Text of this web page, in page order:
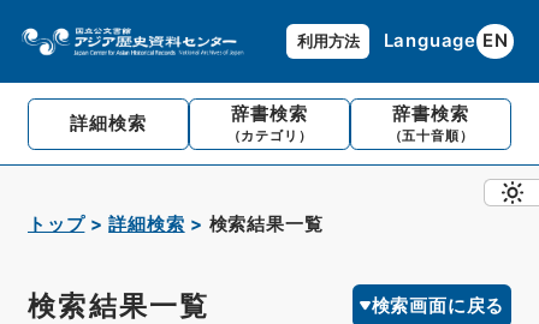
利用方法 Language EN
詳細検索 辞書検索
（カテゴリ）
辞書検索
（五十音順）
トップ 詳細検索 検索結果一覧
検索結果一覧 検索画面に戻る